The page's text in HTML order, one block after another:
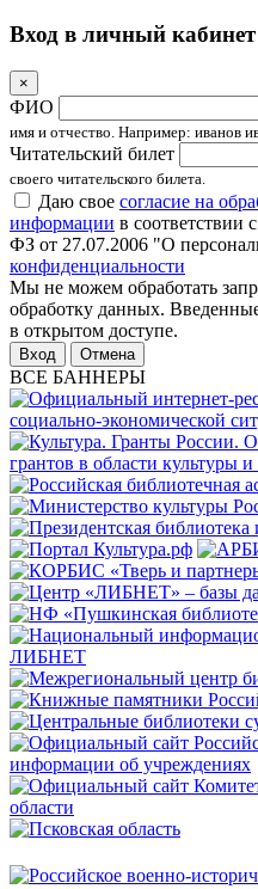
Вход в личный кабинет
×
ФИО
имя и отчество. Например: иванов
Читательский билет
своего читательского билета.
Даю свое согласие на
информации в
ФЗ от 27.07.2006 "О
конфиденциальности
Мы не можем обработать
обработку данных.
в открытом доступе.
Отмена
ВСЕ БАННЕРЫ